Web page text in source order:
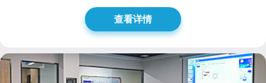
查看详情